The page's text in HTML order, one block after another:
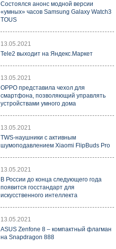
Состоялся анонс модной версии
«умных» часов Samsung Galaxy Watch3
TOUS
13.05.2021
Tele2 выходит на Яндекс.Маркет
13.05.2021
OPPO представила чехол для
смартфона, позволяющий управлять
устройствами умного дома
13.05.2021
TWS-наушники с активным
шумоподавлением Xiaomi FlipBuds Pro
13.05.2021
В России до конца следующего года
появится госстандарт для
искусственного интеллекта
13.05.2021
ASUS Zenfone 8 – компактный флагман
на Snapdragon 888